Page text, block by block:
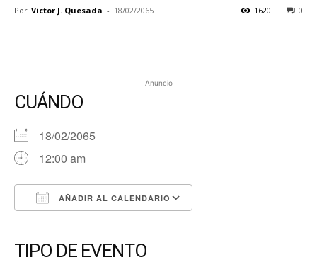
Por Victor J. Quesada - 18/02/2065 0
1620
Anuncio
CUÁNDO
18/02/2065
12:00 am
AÑADIR AL CALENDARIO
TIPO DE EVENTO